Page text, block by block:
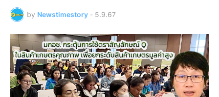
by Newstimestory - 5.9.67